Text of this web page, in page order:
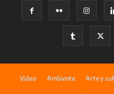
Video Ambiente Arte y